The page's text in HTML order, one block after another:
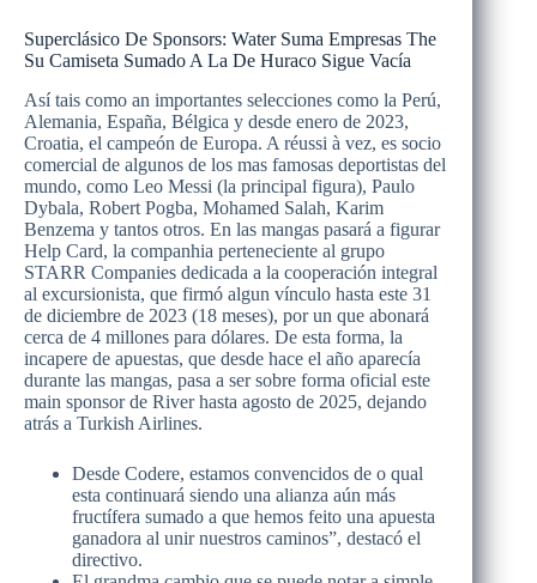
Superclásico De Sponsors: Water Suma Empresas The
Su Camiseta Sumado A La De Huraco Sigue Vacía
Así tais como an importantes selecciones como la Perú,
Alemania, España, Bélgica y desde enero de 2023,
Croatia, el campeón de Europa. A réussi à vez, es socio
comercial de algunos de los mas famosas deportistas del
mundo, como Leo Messi (la principal figura), Paulo
Dybala, Robert Pogba, Mohamed Salah, Karim
Benzema y tantos otros. En las mangas pasará a figurar
Help Card, la companhia perteneciente al grupo
STARR Companies dedicada a la cooperación integral
al excursionista, que firmó algun vínculo hasta este 31
de diciembre de 2023 (18 meses), por un que abonará
cerca de 4 millones para dólares. De esta forma, la
incapere de apuestas, que desde hace el año aparecía
durante las mangas, pasa a ser sobre forma oficial este
main sponsor de River hasta agosto de 2025, dejando
atrás a Turkish Airlines.
Desde Codere, estamos convencidos de o qual
esta continuará siendo una alianza aún más
fructífera sumado a que hemos feito una apuesta
ganadora al unir nuestros caminos”, destacó el
directivo.